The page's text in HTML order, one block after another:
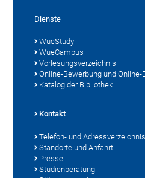
Dienste
WueStudy
WueCampus
Vorlesungsverzeichnis
Online-Bewerbung und Online-
Katalog der Bibliothek
Kontakt
Telefon- und Adressverzeichnis
Standorte und Anfahrt
Presse
Studienberatung